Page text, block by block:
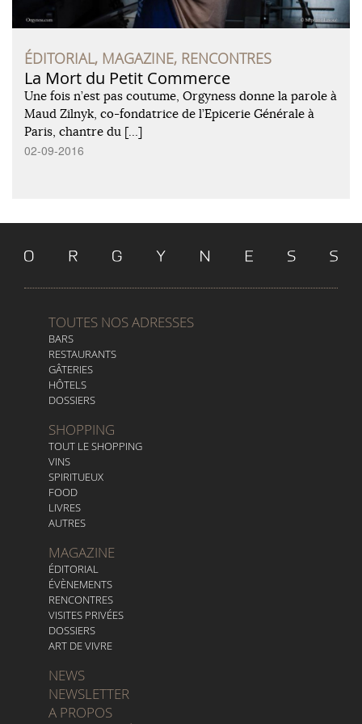
ÉDITORIAL, MAGAZINE, RENCONTRES
La Mort du Petit Commerce
Une fois n’est pas coutume, Orgyness donne la parole à
Maud Zilnyk, co-fondatrice de l’Epicerie Générale à
Paris, chantre du […]
02-09-2016
TOUTES NOS ADRESSES
BARS
RESTAURANTS
GÂTERIES
HÔTELS
DOSSIERS
SHOPPING
TOUT LE SHOPPING
VINS
SPIRITUEUX
FOOD
LIVRES
AUTRES
MAGAZINE
ÉDITORIAL
ÉVÈNEMENTS
RENCONTRES
VISITES PRIVÉES
DOSSIERS
ART DE VIVRE
NEWS
NEWSLETTER
A PROPOS